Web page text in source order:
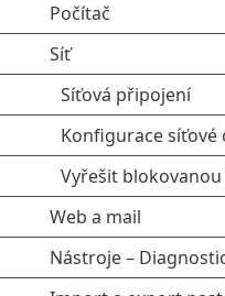
Počítač
Síť
Síťová připojení
Konfigurace síťové
Vyřešit
Web a mail
Nástroje –